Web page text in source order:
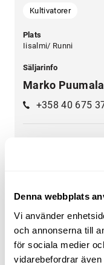
Denna webbplats
Vi använder
och annonserna till
för sociala medier
vidarebefordrar
Kultivatorer
Plats
Iisalmi/ Runni
Säljarinfo
Marko
+358 40 675
Ett brett utbud av